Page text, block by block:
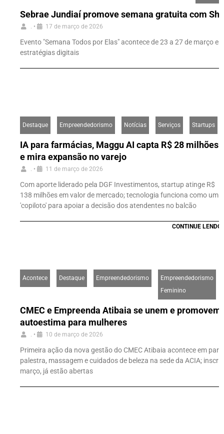
Sebrae Jundiaí promove semana gratuita com
• 17 de março de 2026
Evento "Semana Todos por Elas" acontece de 23 a 27 de março
estratégias digitais
Destaque Empreendedorismo Notícias Serviços Startups
IA para farmácias, Maggu AI capta R$ 28 milhões
e mira expansão no varejo
. • 11 de março de 2026
Com aporte liderado pela DGF Investimentos, startup atinge R$
138 milhões em valor de mercado; tecnologia funciona como um
'copiloto' para apoiar a decisão dos atendentes no balcão
CONTINUE LENDO
Acontece Destaque Empreendedorismo
Empreendedorismo
Feminino
CMEC e Empreenda Atibaia se unem e
autoestima para mulheres
. • 10 de março de 2026
Primeira ação da nova gestão do CMEC Atibaia acontece em
palestra, massagem e cuidados de beleza na sede da ACIA;
março, já estão abertas